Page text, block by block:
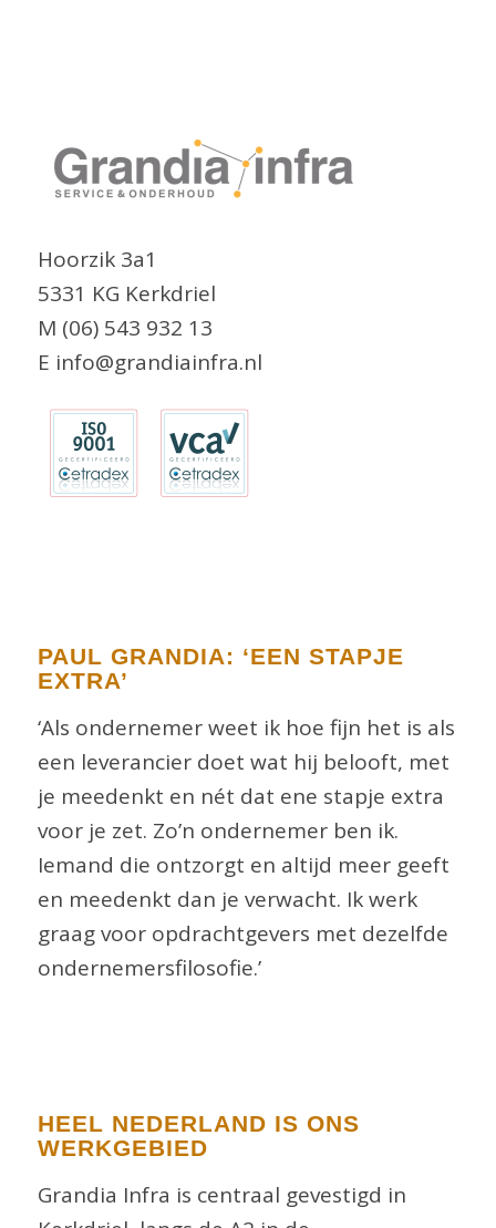
Hoorzik 3a1
5331 KG Kerkdriel
M (06) 543 932 13
E info@grandiainfra.nl
PAUL GRANDIA: ‘EEN STAPJE
EXTRA’
‘Als ondernemer weet ik hoe fijn het is als
een leverancier doet wat hij belooft, met
je meedenkt en nét dat ene stapje extra
voor je zet. Zo’n ondernemer ben ik.
Iemand die ontzorgt en altijd meer geeft
en meedenkt dan je verwacht. Ik werk
graag voor opdrachtgevers met dezelfde
ondernemersfilosofie.’
HEEL NEDERLAND IS ONS
WERKGEBIED
Grandia Infra is centraal gevestigd in